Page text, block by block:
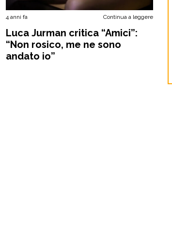
4 anni fa Continua a leggere
Luca Jurman critica “Amici”:
“Non rosico, me ne sono
andato io”